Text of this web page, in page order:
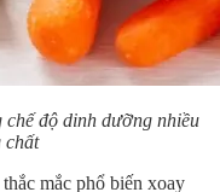
chế độ dinh dưỡng nhiều
chất
mắc phổ biến xoay